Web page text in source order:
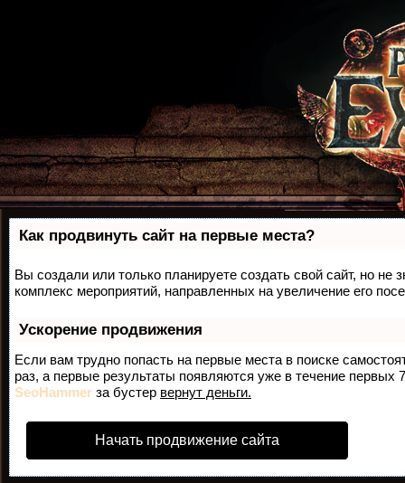
Как продвинуть сайт на первые места?
Вы создали или только планируете создать свой сайт, но не
комплекс мероприятий, направленных на увеличение его
Ускорение продвижения
Если вам трудно попасть на первые места в поиске
раз, а первые результаты появляются уже в течение первых
SeoHammer за бустер вернут деньги.
Начать продвижение сайта